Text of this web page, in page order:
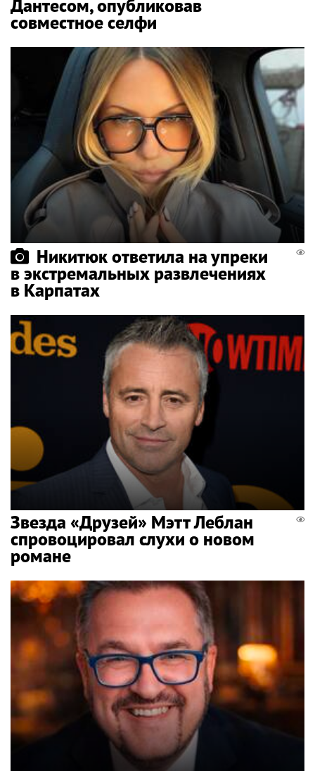
Дантесом, опубликовав
совместное селфи
Никитюк ответила на упреки
в экстремальных развлечениях
в Карпатах
Звезда «Друзей» Мэтт Леблан
спровоцировал слухи о новом
романе